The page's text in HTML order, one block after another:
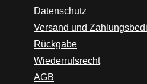
Datenschutz
Versand und
Rückgabe
Wiederrufsrecht
AGB